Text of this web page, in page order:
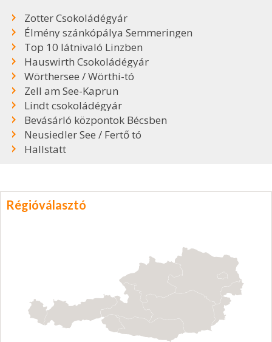
Zotter Csokoládégyár
Élmény szánkópálya Semmeringen
Top 10 látnivaló Linzben
Hauswirth Csokoládégyár
Wörthersee / Wörthi-tó
Zell am See-Kaprun
Lindt csokoládégyár
Bevásárló központok Bécsben
Neusiedler See / Fertő tó
Hallstatt
Régióválasztó